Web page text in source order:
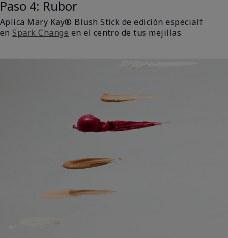
Paso 4: Rubor
Aplica Mary Kay® Blush Stick de edición especial†
enSpark Change en el centro de tus mejillas.